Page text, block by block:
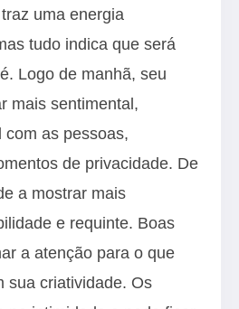
uma energia
tudo indica que será
Logo de manhã, seu
mais sentimental,
as pessoas,
de privacidade. De
a mostrar mais
e requinte. Boas
a atenção para o que
sua criatividade. Os